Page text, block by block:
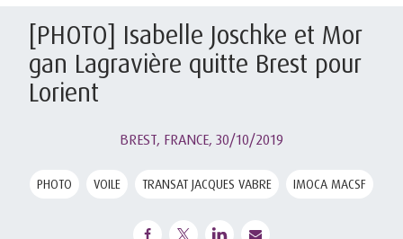
[PHOTO] Isabelle Joschke et Mor
gan Lagravière quitte Brest pour
Lorient
BREST, FRANCE, 30/10/2019
PHOTO VOILE TRANSAT JACQUES VABRE IMOCA MACSF